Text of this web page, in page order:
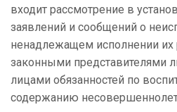
входит рассмотрение в
заявлений и сообщений о
ненадлежащем исполнении
законными представителями
лицами обязанностей по
содержанию